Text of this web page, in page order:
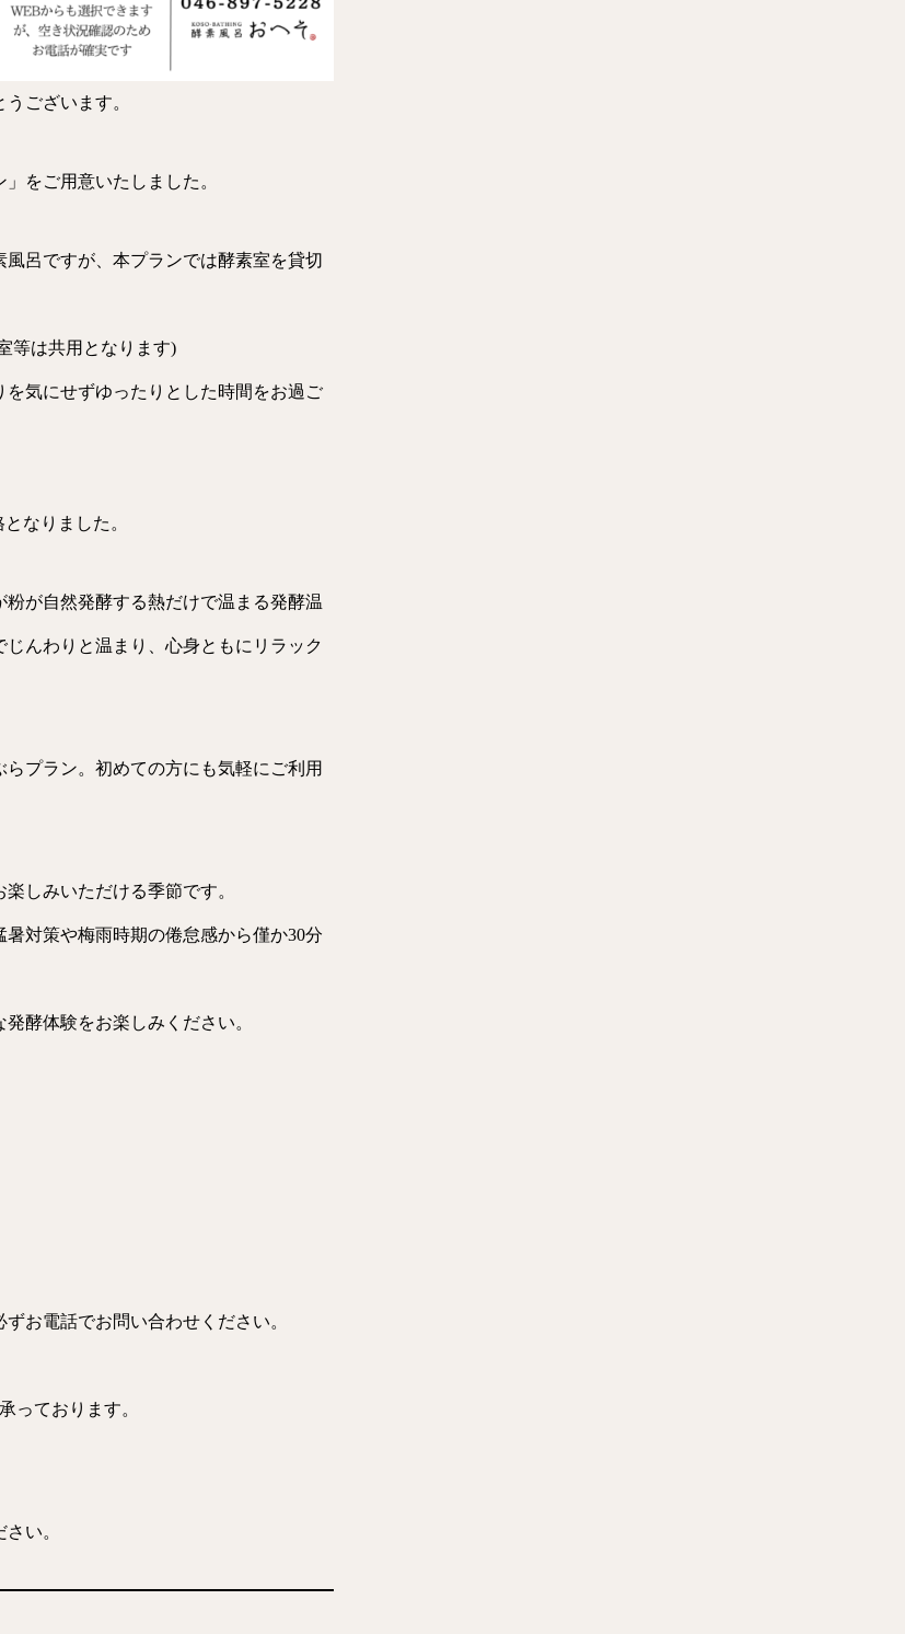
ございます。
をご用意いたしました。
呂ですが、本プランでは酵素室を貸切
等は共用となります)
気にせずゆったりとした時間をお過ご
なりました。
が自然発酵する熱だけで温まる発酵温
んわりと温まり、心身ともにリラック
プラン。初めての方にも気軽にご利用
しみいただける季節です。
対策や梅雨時期の倦怠感から僅か30分
酵体験をお楽しみください。
お電話でお問い合わせください。
っております。
い。